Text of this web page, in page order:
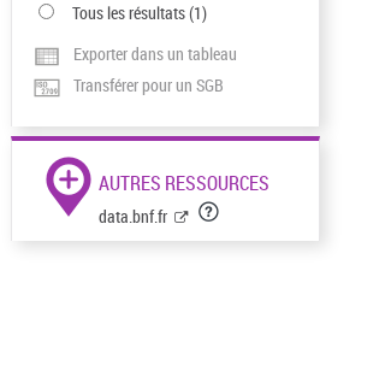
Tous les résultats(1)
Exporter dans un tableau
Transférer pour un SGB
AUTRES RESSOURCES
data.bnf.fr